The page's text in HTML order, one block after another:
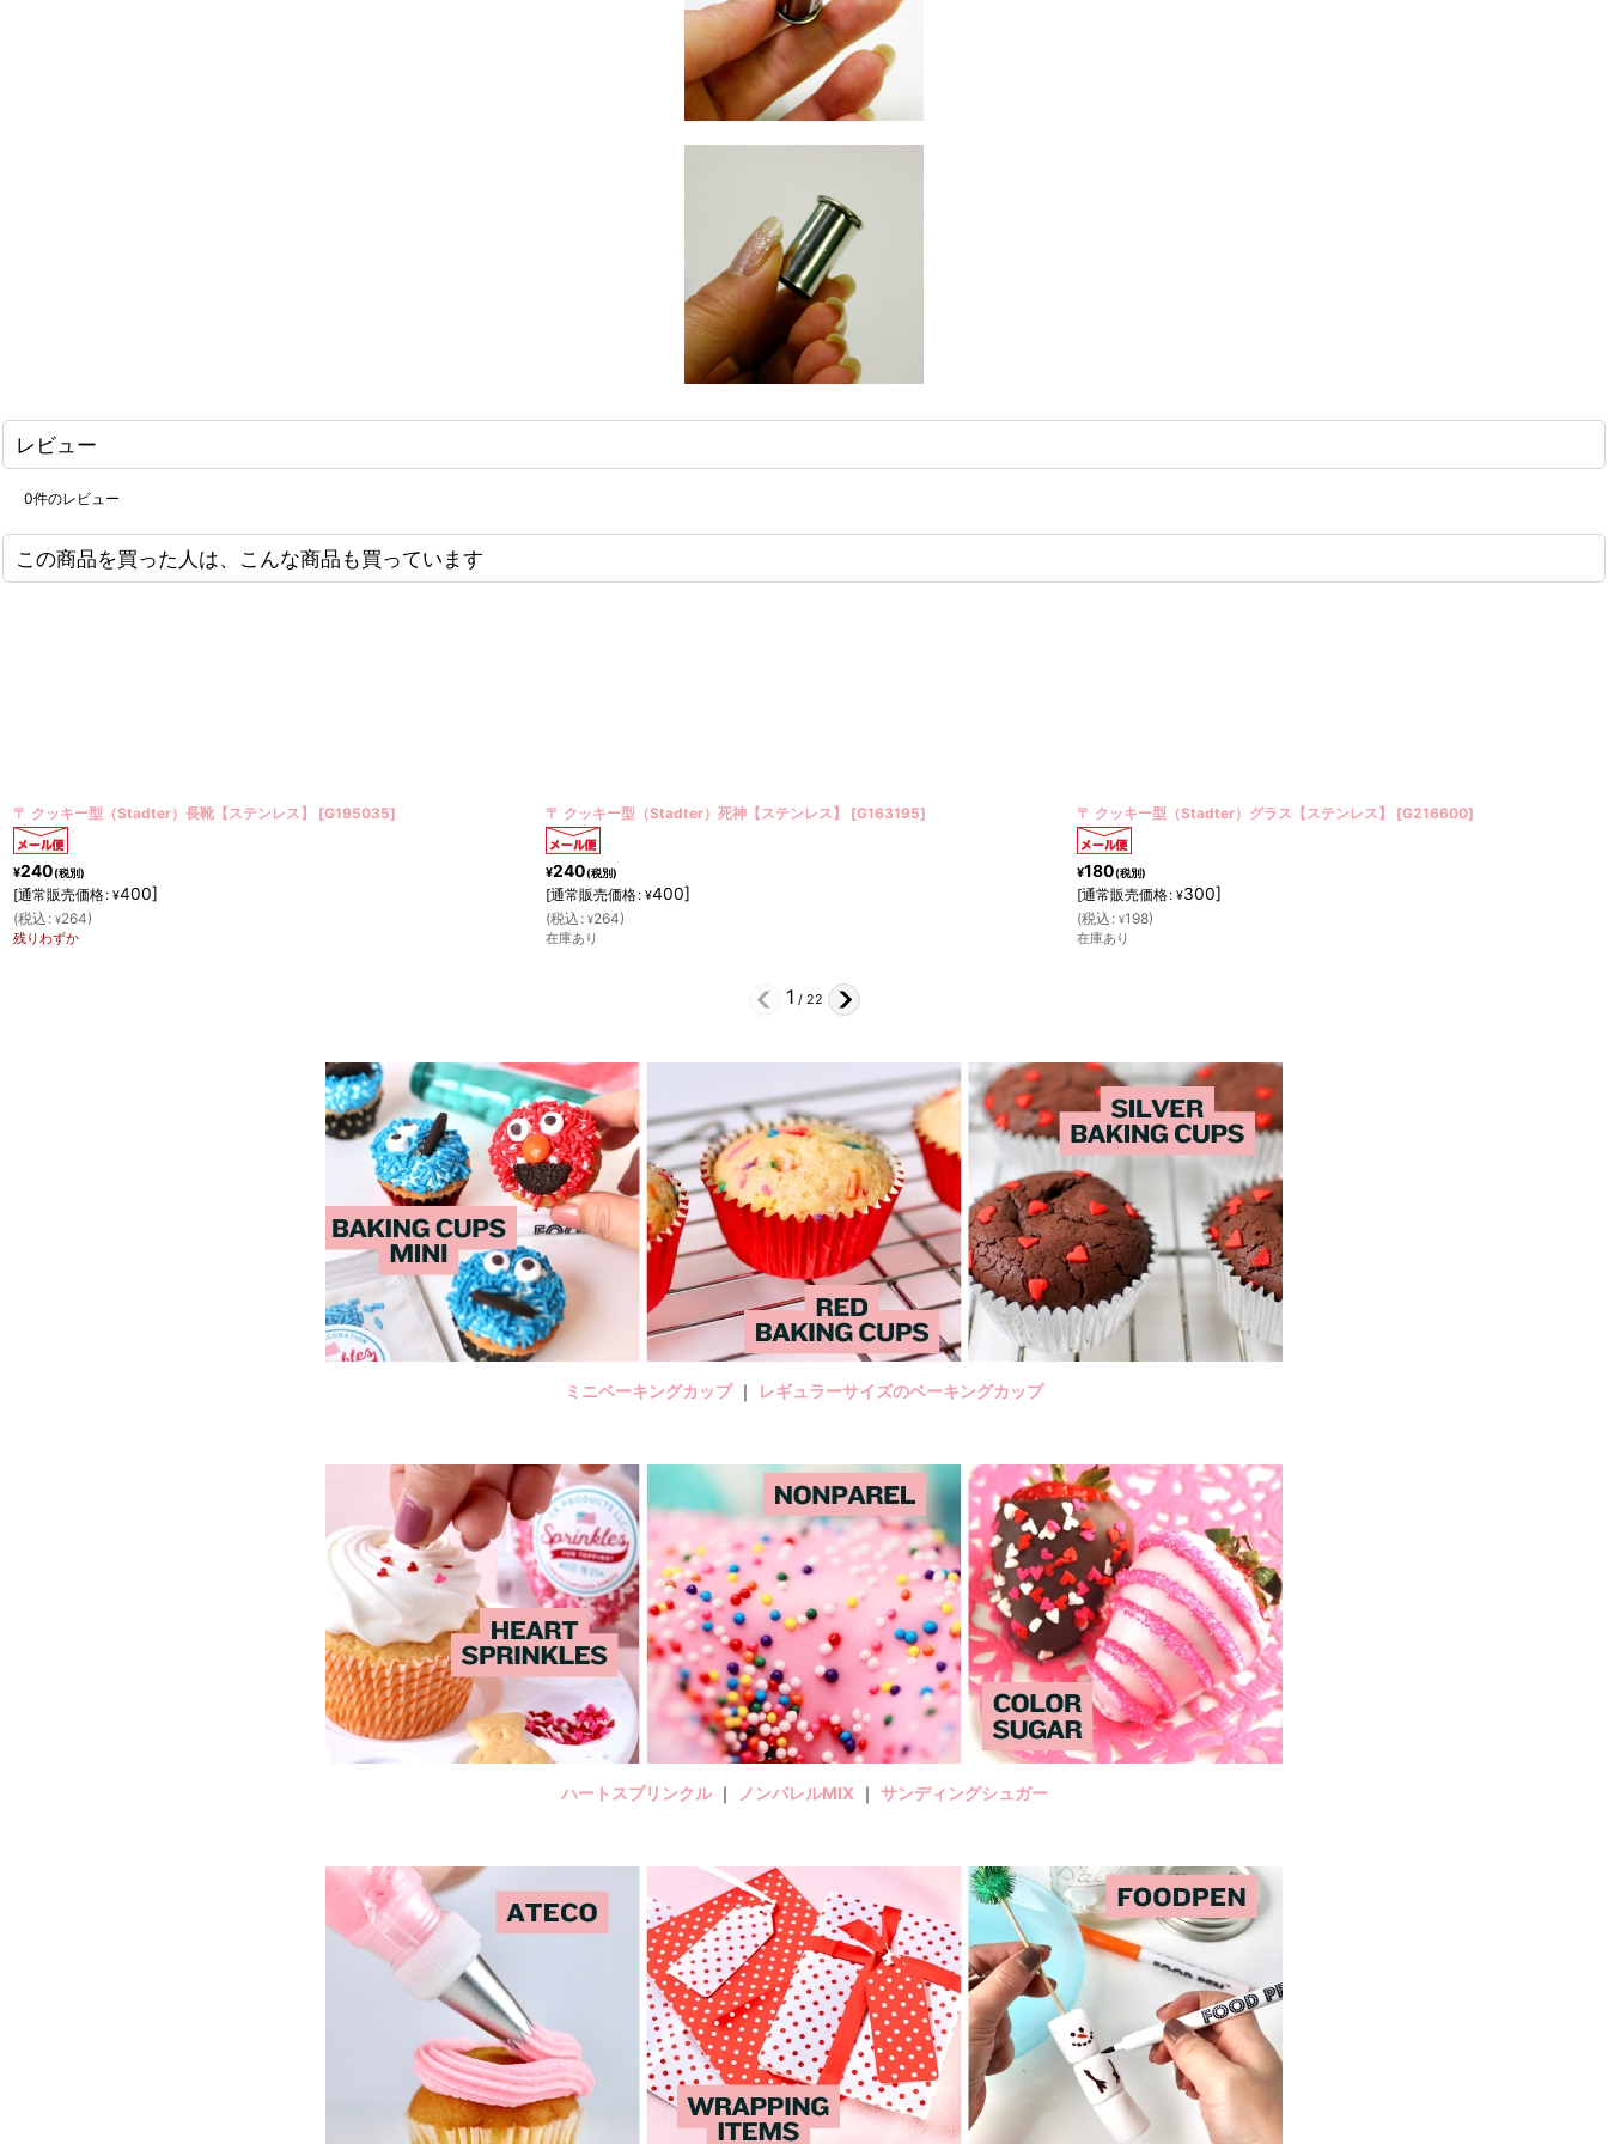
レビュー
0件のレビュー
この商品を買った人は、こんな商品も買っています
〒 クッキー型（Stadter）死神【ステンレス】 [G163195]
¥240(税別)
[通常販売価格: ¥400]
(税込 : ¥264)
在庫あり
〒 クッキー型（Stadter）グラス【ステンレス】 [G216600
¥180(税別)
[通常販売価格: ¥300]
(税込 : ¥198)
在庫あり
〒クッキー型（Stadter）ナイフ 7.5cm【ステンレス】 [G199224
¥240(税別)
[通常販売価格: ¥400]
(税込 : ¥264)
在庫あり
2 /22
ミニベーキングカップ｜ レギュラーサイズのベーキングカップ
ハートスプリンクル｜ ノンパレルMIX ｜ サンディングシュガー